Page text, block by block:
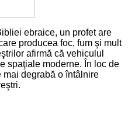
ebraice, un profet are
producea foc, fum şi mult
afirmă că vehiculul
spaţiale moderne. În loc de
mai degrabă o întâlnire